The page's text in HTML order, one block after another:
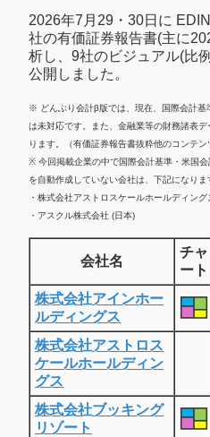
2026年7月29・30日に
社の有価証券報告書(主に
析し、9社のビジュアル(比
公開しました。
※ どんぶり会計β版では、現在、国際会計基
は未対応です。また、金融業等の財務諸表
ります。（有価証券報告書抜粋他のコンテン
※ 今回掲載企業の中で国際会計基準・米国
を自動作成していない会社は、下記になりま
・株式会社アストロスケールホールディング
・アスクル株式会社 (日本)
会社名
チャ
ート
株式会社アインホー
ルディングス
株式会社アストロス
ケールホールディン
グス
株式会社ブッキング
リゾート